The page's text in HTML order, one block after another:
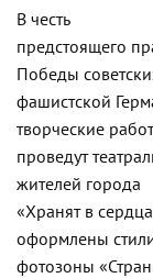
В честь
предстоящего
Победы
фашистской
творческие
проведут
жителей города
«Хранят в
оформлены
фотозоны